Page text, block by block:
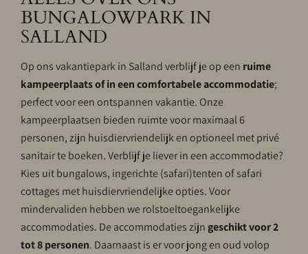
BUNGALOWPARK IN
SALLAND
Op ons vakantiepark in Salland verblijf je op een ruime
kampeerplaats of in een comfortabele accommodatie;
perfect voor een ontspannen vakantie. Onze
kampeerplaatsen bieden ruimte voor maximaal 6
personen, zijn huisdiervriendelijk en optioneel met privé
sanitair te boeken. Verblijf je liever in een accommodatie?
Kies uit bungalows, ingerichte (safari)tenten of safari
cottages met huisdiervriendelijke opties. Voor
mindervaliden hebben we rolstoeltoegankelijke
accommodaties. De accommodaties zijn geschikt voor 2
tot 8 personen. Daarnaast is er voor jong en oud volop